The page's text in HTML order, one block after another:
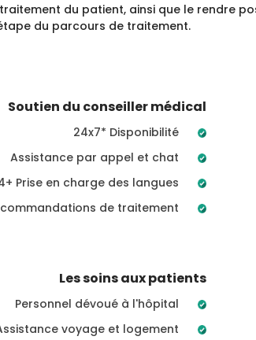
du patient, ainsi que le rendre
du parcours de traitement.
Soutien du conseiller médical
24x7* Disponibilité
Assistance par appel et chat
Prise en charge des langues
de traitement
Les soins aux patients
Personnel dévoué à l'hôpital
voyage et logement